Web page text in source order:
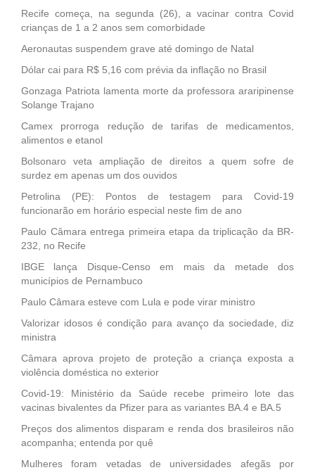
Recife começa, na segunda (26), a vacinar contra Covid
crianças de 1 a 2 anos sem comorbidade
Aeronautas suspendem grave até domingo de Natal
Dólar cai para R$ 5,16 com prévia da inflação no Brasil
Gonzaga Patriota lamenta morte da professora araripinense
Solange Trajano
Camex prorroga redução de tarifas de medicamentos,
alimentos e etanol
Bolsonaro veta ampliação de direitos a quem sofre de
surdez em apenas um dos ouvidos
Petrolina (PE): Pontos de testagem para Covid-19
funcionarão em horário especial neste fim de ano
Paulo Câmara entrega primeira etapa da triplicação da BR-
232, no Recife
IBGE lança Disque-Censo em mais da metade dos
municípios de Pernambuco
Paulo Câmara esteve com Lula e pode virar ministro
Valorizar idosos é condição para avanço da sociedade, diz
ministra
Câmara aprova projeto de proteção a criança exposta a
violência doméstica no exterior
Covid-19: Ministério da Saúde recebe primeiro lote das
vacinas bivalentes da Pfizer para as variantes BA.4 e BA.5
Preços dos alimentos disparam e renda dos brasileiros não
acompanha; entenda por quê
Mulheres foram vetadas de universidades afegãs por